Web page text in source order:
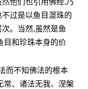
他们也引用佛经,乃
不过是以鱼目混珠的
。当然,虽然是鱼
目和珍珠本身的价
而不知佛法的根本
常、诸法无我、涅槃